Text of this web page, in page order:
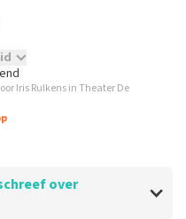
van echte klanten. Het is
te laten als je geen
Reviews met
worden niet geplaatst.
een review wordt
Iris Rulkens in Theater De